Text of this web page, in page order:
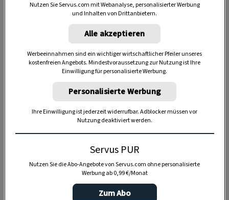
Nutzen Sie Servus.com mit Webanalyse, personalisierter Werbung
und Inhalten von Drittanbietern.
Alle akzeptieren
Werbeeinnahmen sind ein wichtiger wirtschaftlicher Pfeiler unseres
kostenfreien Angebots. Mindestvoraussetzung zur Nutzung ist Ihre
Einwilligung für personalisierte Werbung.
Personalisierte Werbung
Ihre Einwilligung ist jederzeit widerrufbar. Adblocker müssen vor
Nutzung deaktiviert werden.
Servus PUR
Nutzen Sie die Abo-Angebote von Servus.com ohne personalisierte
Werbung ab 0,99 €/Monat
Zum Abo